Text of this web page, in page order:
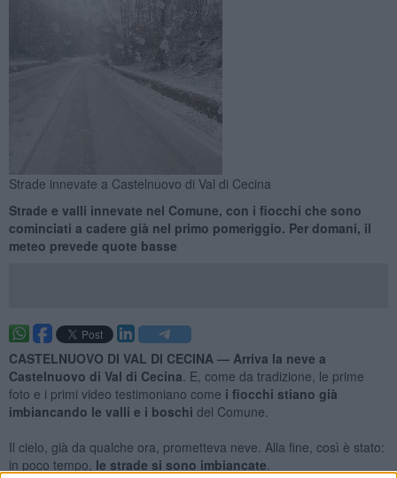
Strade innevate a Castelnuovo di Val di Cecina
Strade e valli innevate nel Comune, con i fiocchi che sono
cominciati a cadere già nel primo pomeriggio. Per domani, il
meteo prevede quote basse
CASTELNUOVO DI VAL DI CECINA — Arriva la neve a
Castelnuovo di Val di Cecina . E, come da tradizione, le prime
foto e i primi video testimoniano come i fiocchi stiano già
imbiancando le valli e i boschi del Comune.
Il cielo, già da qualche ora, prometteva neve. Alla fine, così è stato:
in poco tempo, le strade si sono imbiancate